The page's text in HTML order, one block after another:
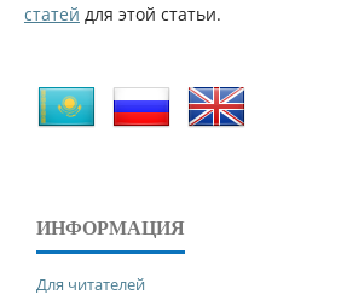
статей для этой статьи.
ИНФОРМАЦИЯ
Для читателей